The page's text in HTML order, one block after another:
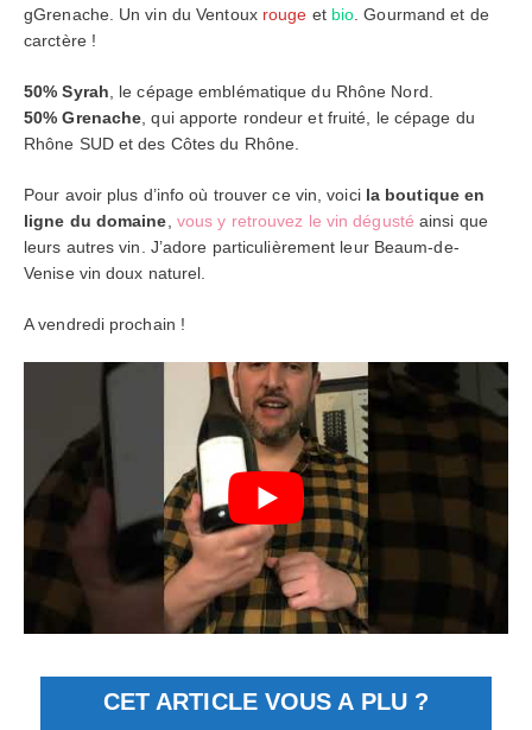
gGrenache. Un vin du Ventoux rouge et bio . Gourmand et de
carctère !
50% Syrah , le cépage emblématique du Rhône Nord.
50% Grenache , qui apporte rondeur et fruité, le cépage du
Rhône SUD et des Côtes du Rhône.
Pour avoir plus d’info où trouver ce vin, voici la boutique en
ligne du domaine vous y retrouvez le vin dégusté ainsi que
leurs autres vin. J’adore particulièrement leur Beaum-de-
Venise vin doux naturel.
A vendredi prochain !
CET ARTICLE VOUS A PLU ?